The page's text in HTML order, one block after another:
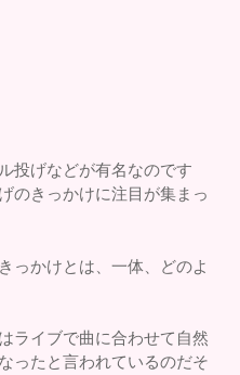
投げなどが有名なのです
のきっかけに注目が集まっ
っかけとは、一体、どのよ
ライブで曲に合わせて自然
ったと言われているのだそ